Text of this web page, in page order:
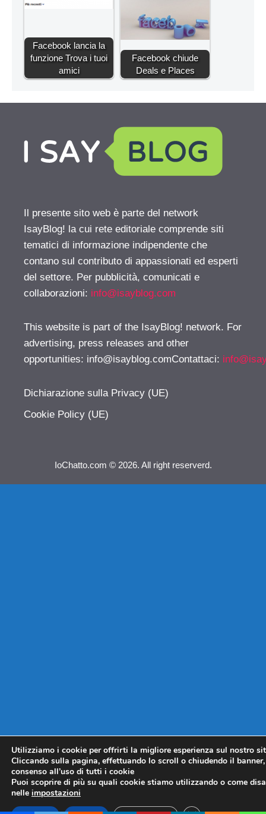
Facebook lancia la
funzione Trova i tuoi
amici
Facebook chiude
Deals e Places
Il presente sito web è parte del network
IsayBlog! la cui rete editoriale comprende siti
tematici di informazione indipendente che
contano sul contributo di appassionati ed esperti
del settore. Per pubblicità, comunicati e
collaborazioni: info@isayblog.com
This website is part of the IsayBlog! network. For
advertising, press releases and other
opportunities: info@isayblog.comContattaci:
Dichiarazione sulla Privacy (UE)
Cookie Policy (UE)
IoChatto.com © 2026. All right reserverd.
Utilizziamo i cookie per offrirti la migliore esperienza sul nostro
Cliccando sulla pagina, effettuando lo scroll o chiudendo il
consenso all’uso di tutti i cookie
Puoi scoprire di più su quali cookie stiamo utilizzando o come
nelle impostazioni